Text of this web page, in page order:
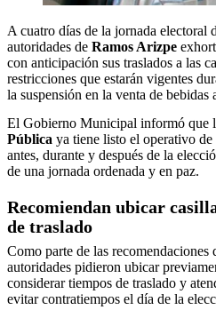
A cuatro días de la jornada electoral
autoridades de Ramos Arizpe
con anticipación sus traslados a las
restricciones que estarán vigentes
la suspensión en la venta de bebidas
El Gobierno Municipal informó que
Pública ya tiene listo el operativo
antes, durante y después de la
de una jornada ordenada y en paz.
Recomiendan ubicar
de traslado
Como parte de las
autoridades pidieron ubicar
considerar tiempos de traslado y
evitar contratiempos el día de la